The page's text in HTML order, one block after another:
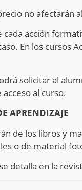
no afectarán
cada acción
En los cursos
solicitar al
al curso.
APRENDIZAJE
de los libros y
o de material
detalla en la